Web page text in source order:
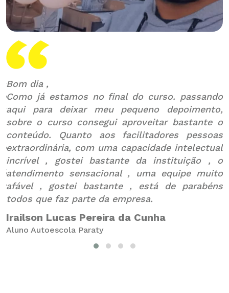
Bom dia ,
Como já estamos no final do curso. passando
aqui para deixar meu pequeno depoimento,
sobre o curso consegui aproveitar bastante o
conteúdo. Quanto aos facilitadores pessoas
extraordinária, com uma capacidade intelectual
incrível , gostei bastante da instituição , o
atendimento sensacional , uma equipe muito
afável , gostei bastante , está de parabéns
todos que faz parte da empresa.
Irailson Lucas Pereira da Cunha
Aluno Autoescola Paraty